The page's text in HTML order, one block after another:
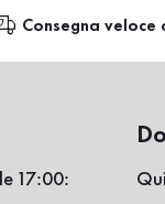
Consegna veloce
17:00: